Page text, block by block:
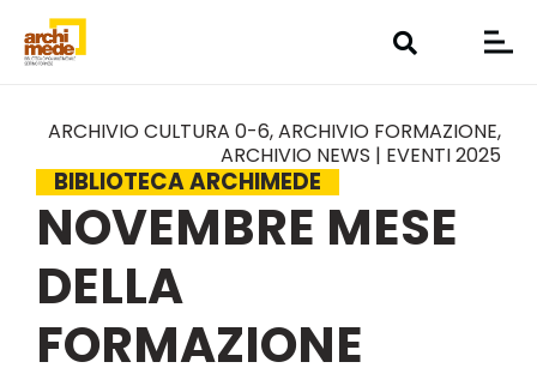
ARCHIVIO CULTURA 0-6,ARCHIVIO FORMAZIONE,
ARCHIVIO NEWS | EVENTI 2025
BIBLIOTECA ARCHIMEDE
NOVEMBRE MESE
DELLA
FORMAZIONE